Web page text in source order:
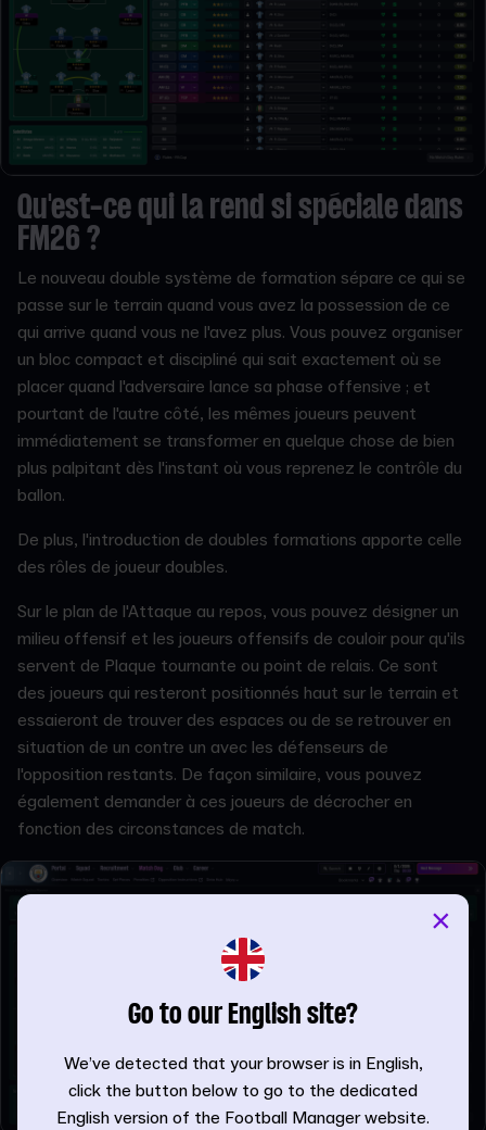
Qu'est-ce qui la rend si spéciale dans
FM26 ?
Le nouveau double système de formation sépare ce qui se
passe sur le terrain quand vous avez la possession de ce
qui arrive quand vous ne l'avez plus. Vous pouvez organiser
un bloc compact et discipliné qui sait exactement où se
placer quand l'adversaire lance sa phase offensive ; et
pourtant de l'autre côté, les mêmes joueurs peuvent
immédiatement se transformer en quelque chose de bien
plus palpitant dès l'instant où vous reprenez le contrôle du
ballon.
De plus, l'introduction de doubles formations apporte celle
des rôles de joueur doubles.
Sur le plan de l'Attaque au repos, vous pouvez désigner un
milieu offensif et les joueurs offensifs de couloir pour qu'ils
servent de Plaque tournante ou point de relais. Ce sont
des joueurs qui resteront positionnés haut sur le terrain et
essaieront de trouver des espaces ou de se retrouver en
situation de un contre un avec les défenseurs de
l'opposition restants. De façon similaire, vous pouvez
également demander à ces joueurs de décrocher en
fonction des circonstances de match.
Go to our English site?
We’ve detected that your browser is in English,
click the button below to go to the dedicated
English version of the Football Manager website.
×